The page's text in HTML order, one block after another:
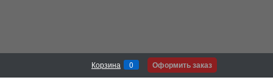
Корзина 0 Оформить заказ